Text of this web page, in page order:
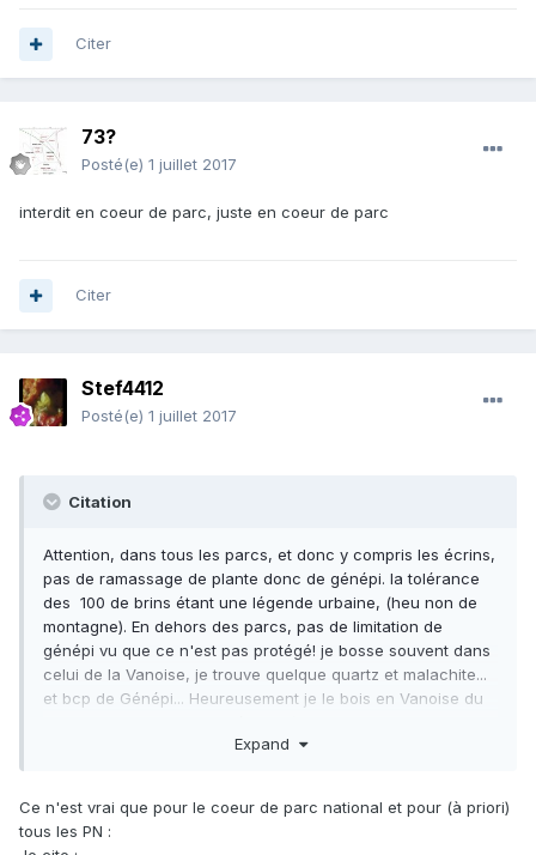
Citer
73?
Posté(e) 1 juillet 2017
interdit en coeur de parc, juste en coeur de parc
Citer
Stef4412
Posté(e) 1 juillet 2017
Citation
Attention, dans tous les parcs, et donc y compris les écrins,
pas de ramassage de plante donc de génépi. la tolérance
des 100 de brins étant une légende urbaine, (heu non de
montagne). En dehors des parcs, pas de limitation de
génépi vu que ce n'est pas protégé! je bosse souvent dans
celui de la Vanoise, je trouve quelque quartz et malachite...
et bcp de Génépi... Heureusement je le bois en Vanoise du
Expand
Ce n'est vrai que pour le coeur de parc national et pour (à priori)
tous les PN :